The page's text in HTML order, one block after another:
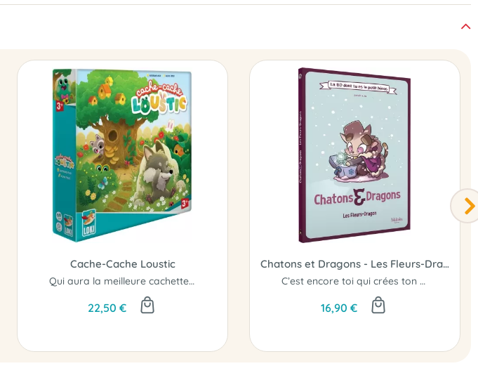
Cache-Cache Loustic
Qui aura la meilleure cachette ?
22,50 €
Chatons et Dragons - Les Fleurs-Dragon
C’est encore toi qui crées ton aventure !
16,90 €